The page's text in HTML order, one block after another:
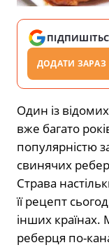
ДОДАТИ ЗАРАЗ
Один із
вже багато
популярністю
свинячих
Страва
її рецепт
інших країнах.
реберця по-